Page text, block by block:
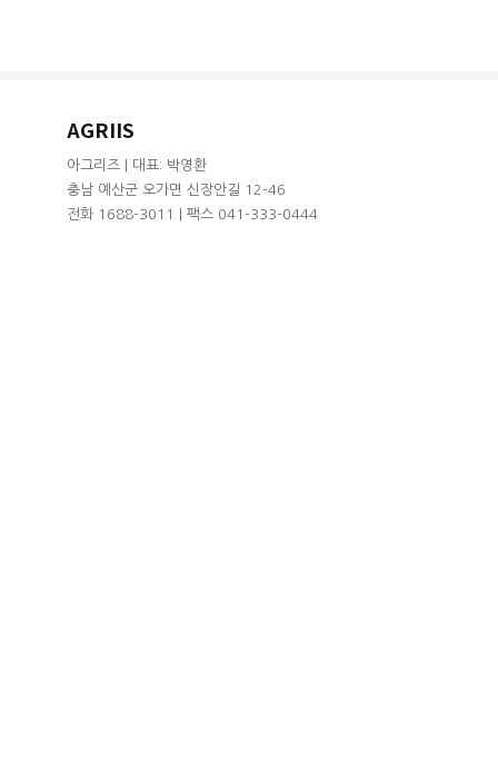
AGRIIS
아그리즈 | 대표: 박영환
충남 예산군 오가면 신장안길 12-46
전화 1688-3011 | 팩스 041-333-0444